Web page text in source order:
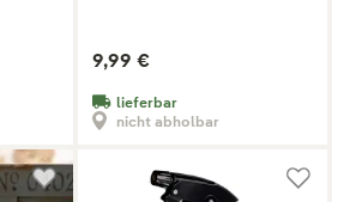
9,99 €
lieferbar
nicht abholbar